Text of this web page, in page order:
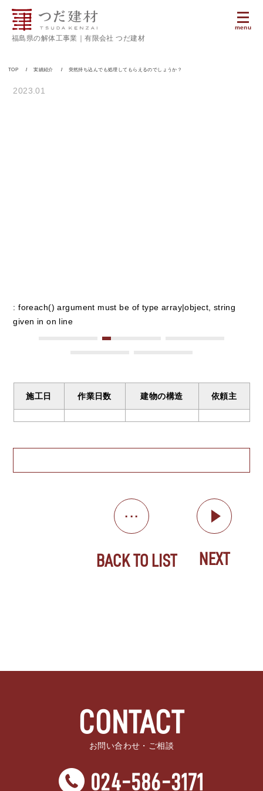
福島県の解体工事業｜有限会社 つだ建材
menu
TOP 実績紹介 突然持ち込んでも処理してもらえるのでしょうか？
2023.01
: foreach() argument must be of type array|object, string
given inon line
施工日 作業日数 建物の構造 依頼主
...
BACK TO LIST NEXT
CONTACT
お問い合わせ・ご相談
024-586-3171